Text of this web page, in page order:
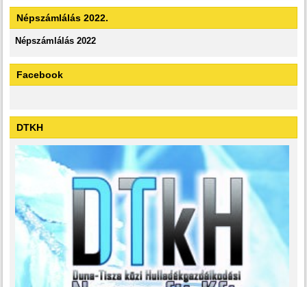
Népszámlálás 2022.
Népszámlálás 2022
Facebook
DTKH